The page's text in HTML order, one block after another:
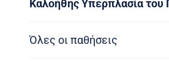
Καλοήθης Υπερπλασία
Όλες οι παθήσεις